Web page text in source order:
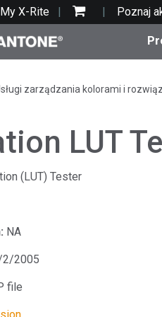
My X-Rite Poznaj
zarządzania kolorami i
LUT
(LUT) Tester
NA
2/2005
file